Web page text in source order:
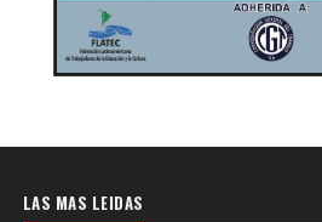
LAS MAS LEIDAS